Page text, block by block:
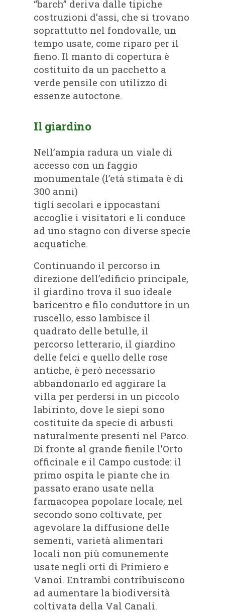
“barch” deriva dalle tipiche
costruzioni d’assi, che si trovano
soprattutto nel fondovalle, un
tempo usate, come riparo per il
fieno. Il manto di copertura è
costituito da un pacchetto a
verde pensile con utilizzo di
essenze autoctone.
Il giardino
Nell’ampia radura un viale di
accesso con un faggio
monumentale (l’età stimata è di
300 anni)
tigli secolari e ippocastani
accoglie i visitatori e li conduce
ad uno stagno con diverse specie
acquatiche.
Continuando il percorso in
direzione dell’edificio principale,
il giardino trova il suo ideale
baricentro e filo conduttore in un
ruscello, esso lambisce il
quadrato delle betulle, il
percorso letterario, il giardino
delle felci e quello delle rose
antiche, è però necessario
abbandonarlo ed aggirare la
villa per perdersi in un piccolo
labirinto, dove le siepi sono
costituite da specie di arbusti
naturalmente presenti nel Parco.
Di fronte al grande fienile l’Orto
officinale e il Campo custode: il
primo ospita le piante che in
passato erano usate nella
farmacopea popolare locale; nel
secondo sono coltivate, per
agevolare la diffusione delle
sementi, varietà alimentari
locali non più comunemente
usate negli orti di Primiero e
Vanoi. Entrambi contribuiscono
ad aumentare la biodiversità
coltivata della Val Canali.